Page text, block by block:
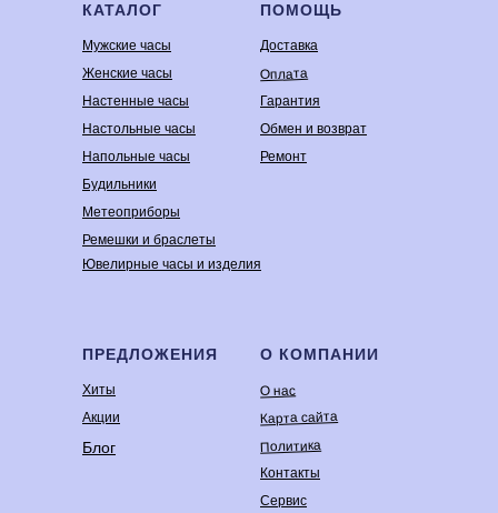
КАТАЛОГ
Мужские часы
Женские часы
Настенные часы
Настольные часы
Напольные часы
Будильники
Метеоприборы
Ремешки и браслеты
Ювелирные часы и изделия
ПРЕДЛОЖЕНИЯ
Хиты
Акции
Блог
ПОМОЩЬ
Доставка
Оплата
Гарантия
Обмен и возврат
Ремонт
О КОМПАНИИ
О нас
Карта сайта
Политика
Контакты
Сервис